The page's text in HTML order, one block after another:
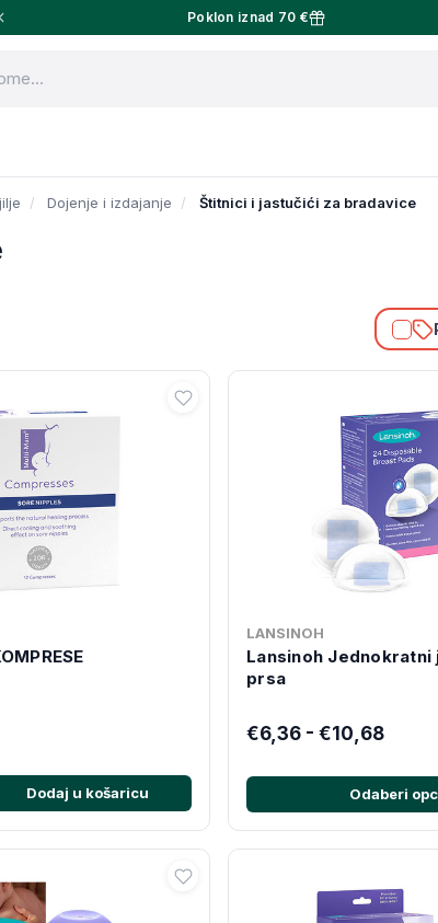
Poklon iznad 70 €
Dojenje i izdajanje Štitnici i jastučići za bradavice
Dodaj u košaricu
LANSINOH
Lansinoh Jednokratni
prsa
€6,36 - €10,68
Odaberi